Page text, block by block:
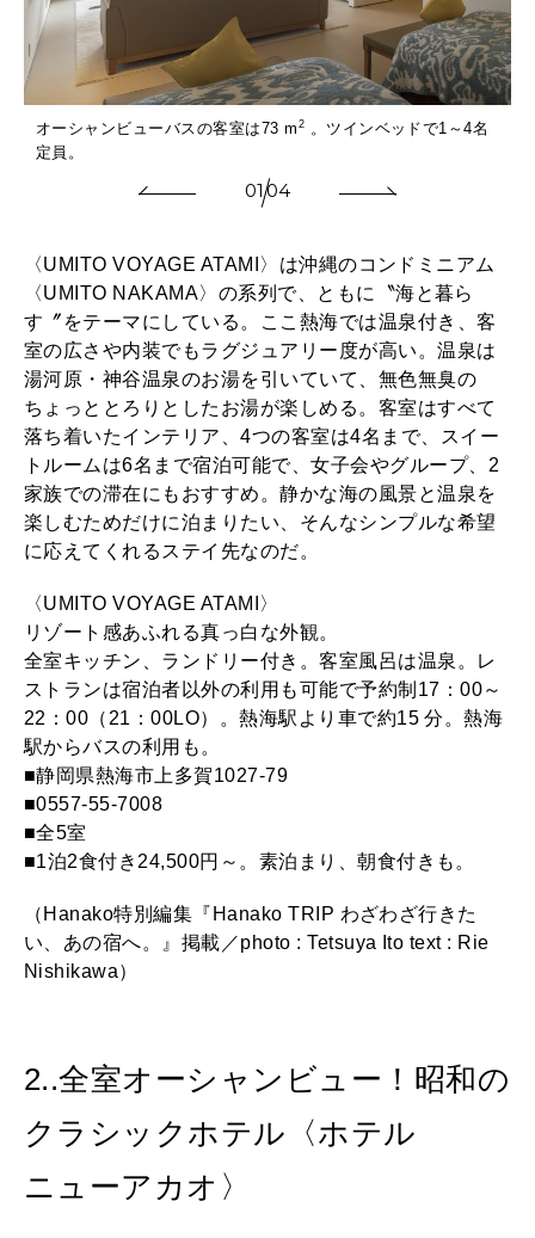
オーシャンビューバスの客室は73 m 2
。ツインベッドで1～4名
定員。
0104
〈UMITO VOYAGE ATAMI〉は沖縄のコンドミニアム
〈UMITO NAKAMA〉の系列で、ともに〝海と暮ら
す〞をテーマにしている。ここ熱海では温泉付き、客
室の広さや内装でもラグジュアリー度が高い。温泉は
湯河原・神谷温泉のお湯を引いていて、無色無臭の
ちょっととろりとしたお湯が楽しめる。客室はすべて
落ち着いたインテリア、4つの客室は4名まで、スイー
トルームは6名まで宿泊可能で、女子会やグループ、2
家族での滞在にもおすすめ。静かな海の風景と温泉を
楽しむためだけに泊まりたい、そんなシンプルな希望
に応えてくれるステイ先なのだ。
〈UMITO VOYAGE ATAMI〉
リゾート感あふれる真っ白な外観。
全室キッチン、ランドリー付き。客室風呂は温泉。レ
ストランは宿泊者以外の利用も可能で予約制17：00～
22：00（21：00LO）。熱海駅より車で約15 分。熱海
駅からバスの利用も。
■静岡県熱海市上多賀1027-79
■0557-55-7008
■全5室
■1泊2食付き24,500円～。素泊まり、朝食付きも。
（Hanako特別編集『Hanako TRIP わざわざ行きた
い、あの宿へ。』掲載／photo : Tetsuya Ito text : Rie
Nishikawa）
2..全室オーシャンビュー！昭和の
クラシックホテル〈ホテル
ニューアカオ〉